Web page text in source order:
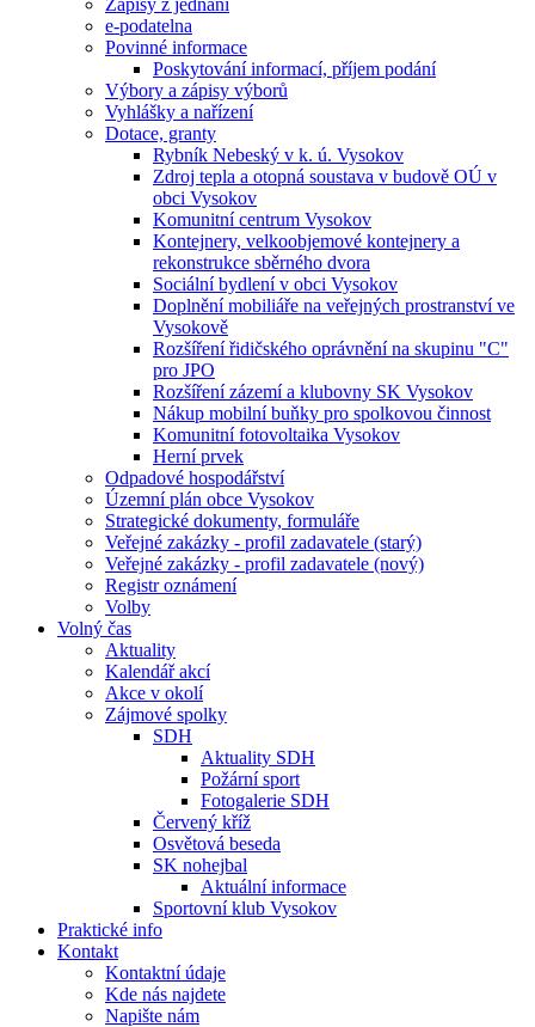
Zápisy z jednání
e-podatelna
Povinné informace
Poskytování informací, příjem podání
Výbory a zápisy výborů
Vyhlášky a nařízení
Dotace, granty
Rybník Nebeský v k. ú. Vysokov
Zdroj tepla a otopná soustava v budově OÚ v
obci Vysokov
Komunitní centrum Vysokov
Kontejnery, velkoobjemové kontejnery a
rekonstrukce sběrného dvora
Sociální bydlení v obci Vysokov
Doplnění mobiliáře na veřejných prostranství ve
Vysokově
Rozšíření řidičského oprávnění na skupinu "C"
pro JPO
Rozšíření zázemí a klubovny SK Vysokov
Nákup mobilní buňky pro spolkovou činnost
Komunitní fotovoltaika Vysokov
Herní prvek
Odpadové hospodářství
Územní plán obce Vysokov
Strategické dokumenty, formuláře
Veřejné zakázky - profil zadavatele (starý)
Veřejné zakázky - profil zadavatele (nový)
Registr oznámení
Volby
Volný čas
Aktuality
Kalendář akcí
Akce v okolí
Zájmové spolky
SDH
Aktuality SDH
Požární sport
Fotogalerie SDH
Červený kříž
Osvětová beseda
SK nohejbal
Aktuální informace
Sportovní klub Vysokov
Praktické info
Kontakt
Kontaktní údaje
Kde nás najdete
Napište nám